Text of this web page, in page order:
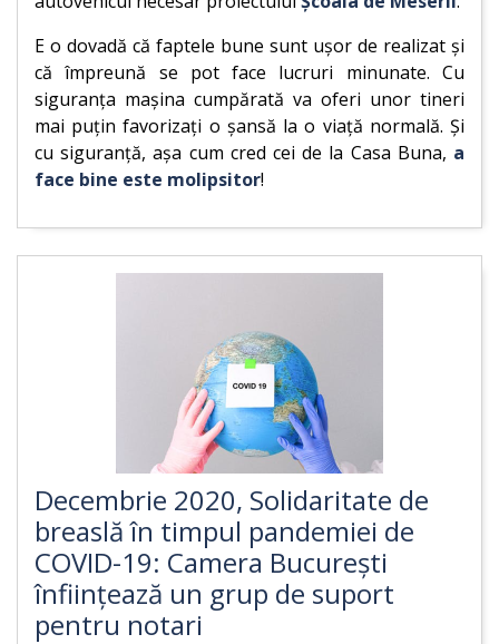
E o dovadă că faptele bune sunt ușor de realizat și
că împreună se pot face lucruri minunate. Cu
siguranța mașina cumpărată va oferi unor tineri
mai puțin favorizați o șansă la o viață normală. Și
cu siguranță, așa cum cred cei de la Casa Buna, a
face bine este molipsitor!
Decembrie 2020, Solidaritate de
breaslă în timpul pandemiei de
COVID-19: Camera București
înființează un grup de suport
pentru notari